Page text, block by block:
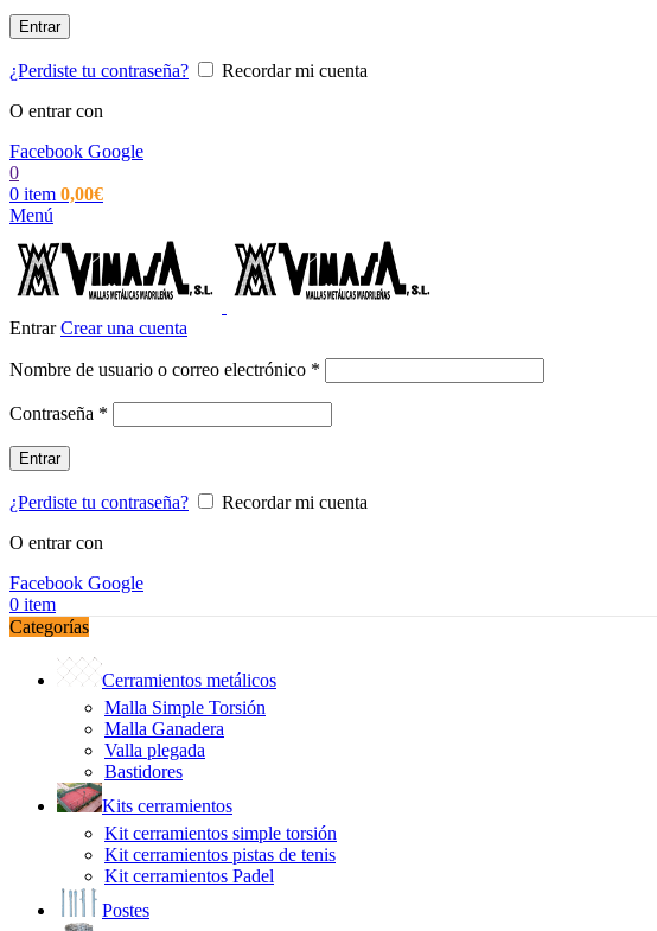
Entrar
¿Perdiste tu contraseña?
Recordar mi cuenta
O entrar con
Facebook Google
0
0 item 0,00€
Menú
EntrarCrear una cuenta
Nombre de usuario o correo electrónico *
Contraseña *
Entrar
¿Perdiste tu contraseña?
Recordar mi cuenta
O entrar con
Facebook Google
0 item
Categorías
Cerramientos metálicos
Malla Simple Torsión
Malla Ganadera
Valla plegada
Bastidores
Kits cerramientos
Kit cerramientos simple torsión
Kit cerramientos pistas de tenis
Kit cerramientos Padel
Postes